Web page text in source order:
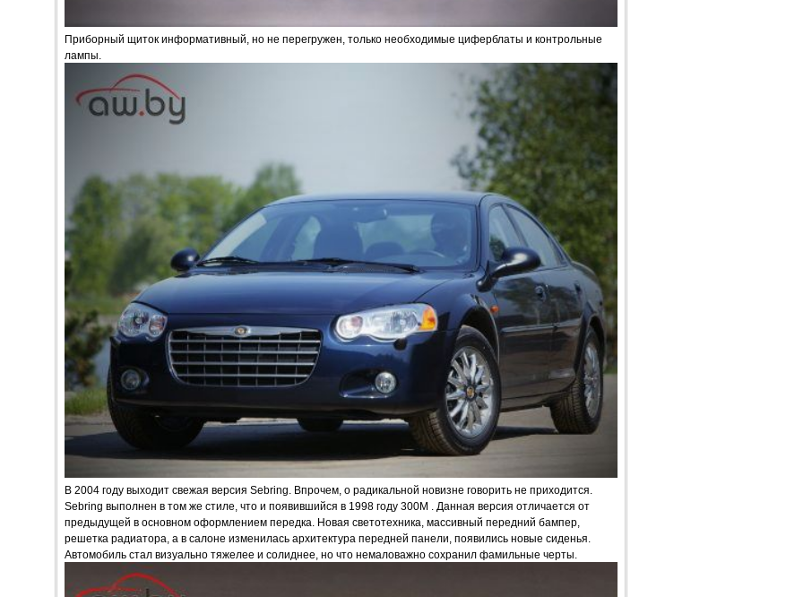
Приборный щиток информативный, но не перегружен, только необходимые циферблаты и контрольные
лампы.
В 2004 году выходит свежая версия Sebring. Впрочем, о радикальной новизне говорить не приходится.
Sebring выполнен в том же стиле, что и появившийся в 1998 году 300M . Данная версия отличается от
предыдущей в основном оформлением передка. Новая светотехника, массивный передний бампер,
решетка радиатора, а в салоне изменилась архитектура передней панели, появились новые сиденья.
Автомобиль стал визуально тяжелее и солиднее, но что немаловажно сохранил фамильные черты.